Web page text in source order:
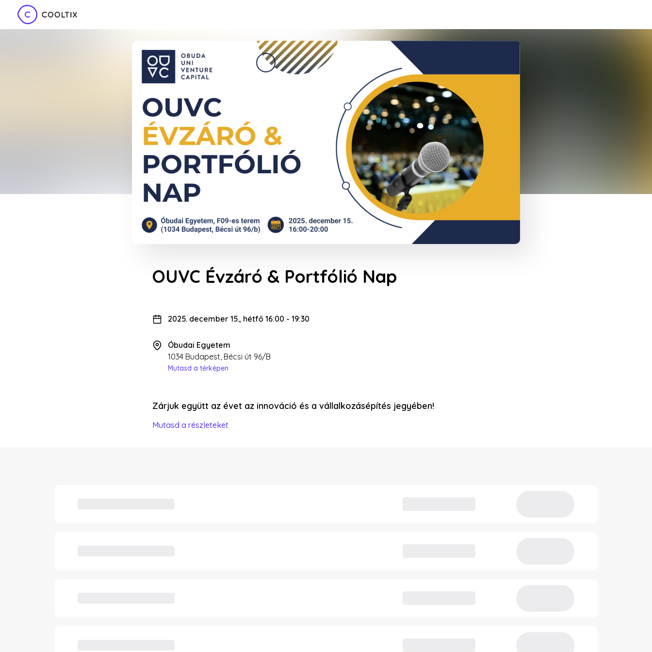
OUVC Évzáró & Portfólió Nap
2025. december 15., hétfő 16:00 - 19:30
Óbudai Egyetem
1034 Budapest, Bécsi út 96/B
Mutasd a térképen
Zárjuk együtt az évet az innováció és a vállalkozásépítés jegyében!
Mutasd a részleteket